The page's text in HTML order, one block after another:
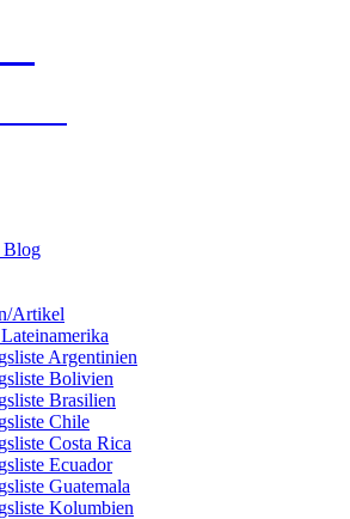
Blog
Artikel
Argentinien
Bolivien
Brasilien
Chile
Costa Rica
Ecuador
Guatemala
Kolumbien